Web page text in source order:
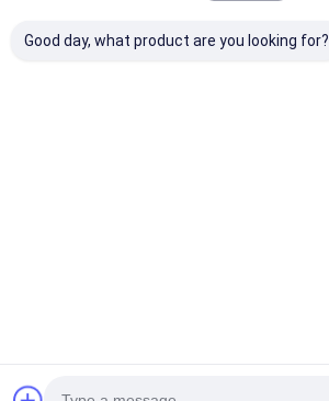
Good day, what product are you looking for?